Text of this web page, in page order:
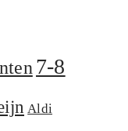
7-8
Aldi